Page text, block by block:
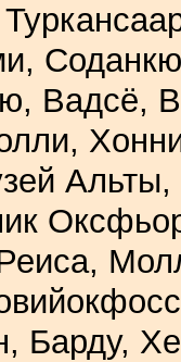
Вадсё,
Альты,
Барду,